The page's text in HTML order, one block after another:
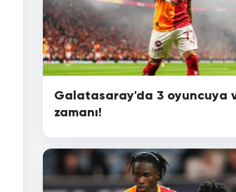
Galatasaray'da 3 oyuncuya
zamanı!